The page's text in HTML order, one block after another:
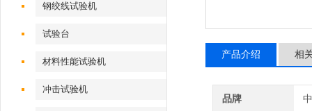
钢绞线试验机
试验台
材料性能试验机
冲击试验机
产品介绍 相
品牌